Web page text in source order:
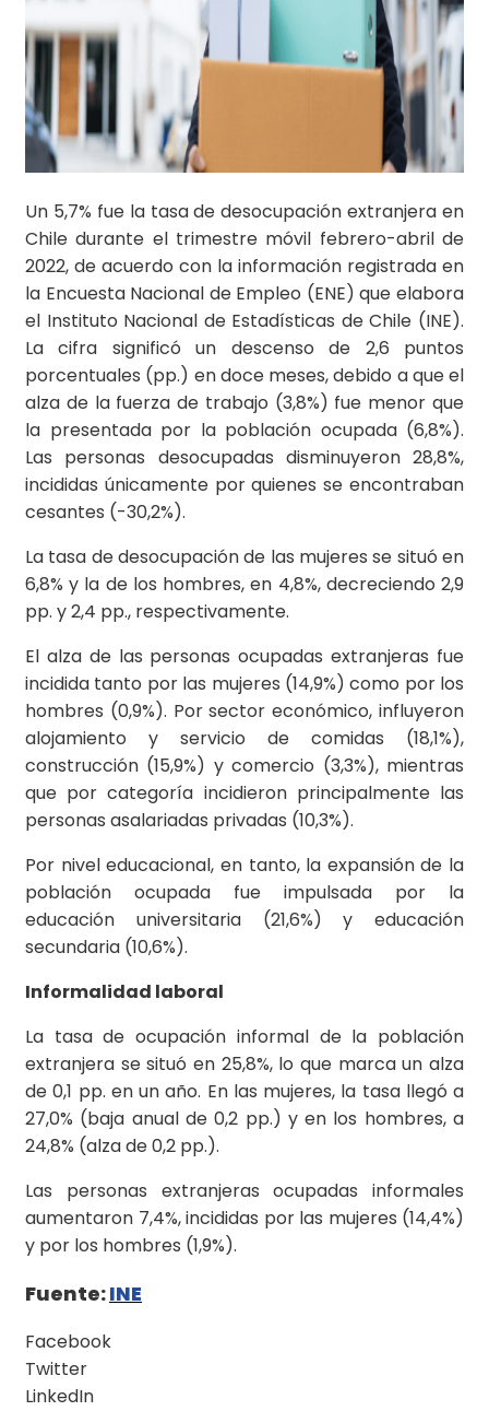
Un 5,7% fue la tasa de desocupación extranjera en
Chile durante el trimestre móvil febrero-abril de
2022, de acuerdo con la información registrada en
la Encuesta Nacional de Empleo (ENE) que elabora
el Instituto Nacional de Estadísticas de Chile (INE).
La cifra significó un descenso de 2,6 puntos
porcentuales (pp.) en doce meses, debido a que el
alza de la fuerza de trabajo (3,8%) fue menor que
la presentada por la población ocupada (6,8%).
Las personas desocupadas disminuyeron 28,8%,
incididas únicamente por quienes se encontraban
cesantes (-30,2%).
La tasa de desocupación de las mujeres se situó en
6,8% y la de los hombres, en 4,8%, decreciendo 2,9
pp. y 2,4 pp., respectivamente.
El alza de las personas ocupadas extranjeras fue
incidida tanto por las mujeres (14,9%) como por los
hombres (0,9%). Por sector económico, influyeron
alojamiento y servicio de comidas (18,1%),
construcción (15,9%) y comercio (3,3%), mientras
que por categoría incidieron principalmente las
personas asalariadas privadas (10,3%).
Por nivel educacional, en tanto, la expansión de la
población ocupada fue impulsada por la
educación universitaria (21,6%) y educación
secundaria (10,6%).
Informalidad laboral
La tasa de ocupación informal de la población
extranjera se situó en 25,8%, lo que marca un alza
de 0,1 pp. en un año. En las mujeres, la tasa llegó a
27,0% (baja anual de 0,2 pp.) y en los hombres, a
24,8% (alza de 0,2 pp.).
Las personas extranjeras ocupadas informales
aumentaron 7,4%, incididas por las mujeres (14,4%)
y por los hombres (1,9%).
Fuente:INE
Facebook
Twitter
LinkedIn